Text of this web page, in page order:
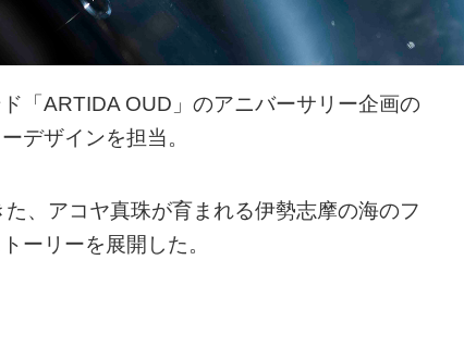
「ARTIDA OUD」のアニバーサリー企画の
デザインを担当。
、アコヤ真珠が育まれる伊勢志摩の海のフ
ーリーを展開した。